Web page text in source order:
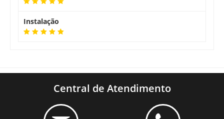
Instalação
Central de Atendimento